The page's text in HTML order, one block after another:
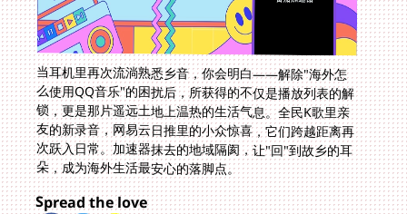
当耳机里再次流淌熟悉乡音，你会明白——解除"海外怎
么使用QQ音乐"的困扰后，所获得的不仅是播放列表的解
锁，更是那片遥远土地上温热的生活气息。全民K歌里亲
友的新录音，网易云日推里的小众惊喜，它们跨越距离再
次跃入日常。加速器抹去的地域隔阂，让"回"到故乡的耳
朵，成为海外生活最安心的落脚点。
Spread the love